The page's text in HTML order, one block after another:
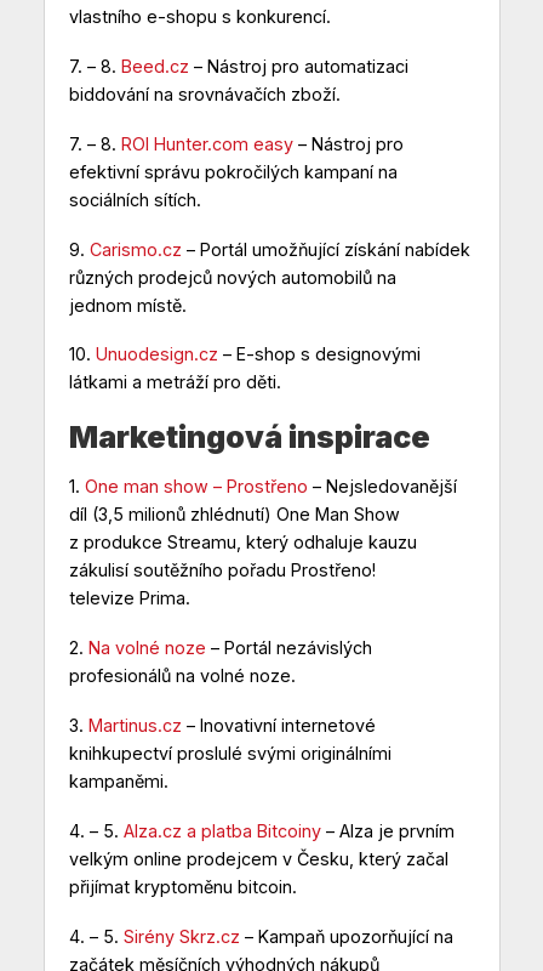
vlastního e-shopu s konkurencí.
7. – 8. Beed.cz – Nástroj pro automatizaci
biddování na srovnávačích zboží.
7. – 8. ROI Hunter.com easy– Nástroj pro
efektivní správu pokročilých kampaní na
sociálních sítích.
9. Carismo.cz – Portál umožňující získání nabídek
různých prodejců nových automobilů na
jednom místě.
10. Unuodesign.cz – E-shop s designovými
látkami a metráží pro děti.
Marketingová inspirace
1. One man show – Prostřeno – Nejsledovanější
díl (3,5 milionů zhlédnutí) One Man Show
z produkce Streamu, který odhaluje kauzu
zákulisí soutěžního pořadu Prostřeno!
televize Prima.
2. Na volné noze – Portál nezávislých
profesionálů na volné noze.
3. Martinus.cz – Inovativní internetové
knihkupectví proslulé svými originálními
kampaněmi.
4. – 5. Alza.cz a platba Bitcoiny– Alza je prvním
velkým online prodejcem v Česku, který začal
přijímat kryptoměnu bitcoin.
4. – 5. Sirény Skrz.cz – Kampaň upozorňující na
začátek měsíčních výhodných nákupů